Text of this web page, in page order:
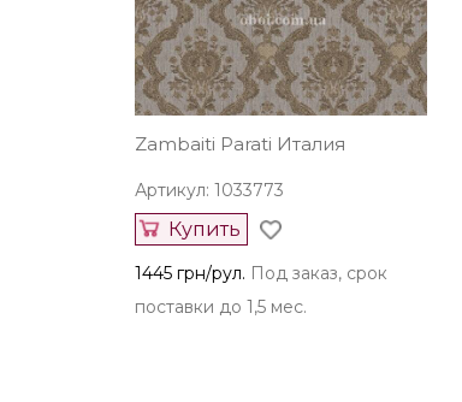
Zambaiti Parati Италия
Артикул: 1033773
Купить
1445 грн/рул. Под заказ, срок
поставки до 1,5 мес.